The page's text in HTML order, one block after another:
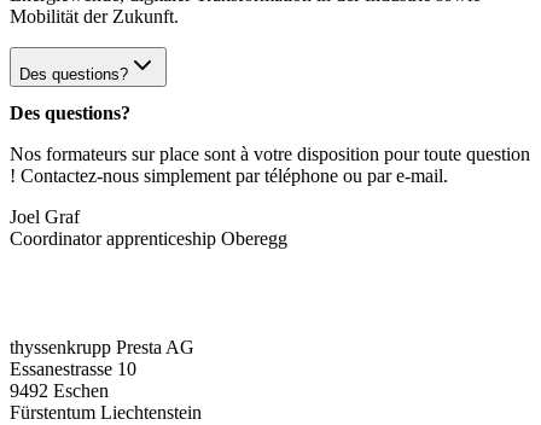
Mobilität der Zukunft.
Des questions?
Des questions?
Nos formateurs sur place sont à votre disposition pour toute question
! Contactez-nous simplement par téléphone ou par e-mail.
Joel Graf
Coordinator apprenticeship Oberegg
thyssenkrupp Presta AG
Essanestrasse 10
9492 Eschen
Fürstentum Liechtenstein